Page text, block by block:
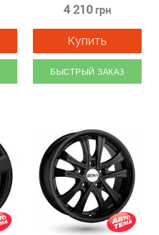
4 210 грн
Купить
БЫСТРЫЙ ЗАКАЗ